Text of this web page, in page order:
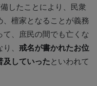
したことにより、民衆
檀家となることが義務
、庶民の間でも亡くな
、 戒名が書かれたお位
及していったといわれて